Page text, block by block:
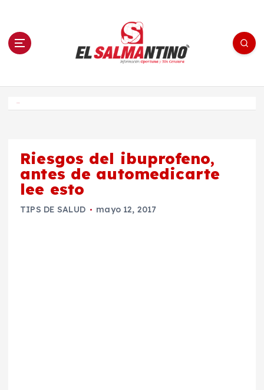
n El Salmantino - medios/noticias/editorial
Riesgos del ibuprofeno,
antes de automedicarte
lee esto
TIPS DE SALUD mayo 12, 2017